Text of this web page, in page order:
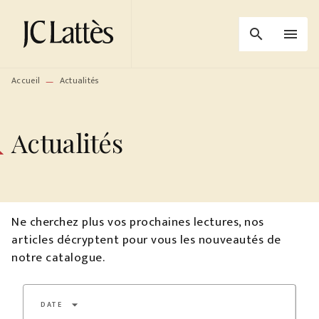
MENU RECHERCHE
PIED DE PAGE
search menu
Accueil — Actualités
Actualités
Ne cherchez plus vos prochaines lectures, nos
articles décryptent pour vous les nouveautés de
notre catalogue.
DATE arrow_drop_down